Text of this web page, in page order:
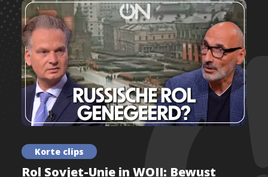
Korte clips
Rol Sovjet-Unie in WOII: Bewust